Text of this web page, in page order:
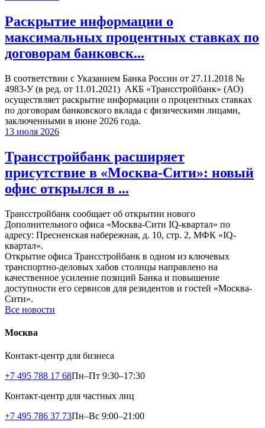
Раскрытие информации о
максимальных процентных ставках по
договорам банковск...
В соответствии с Указанием Банка России от 27.11.2018 №
4983-У (в ред. от 11.01.2021) АКБ «Трансстройбанк» (АО)
осуществляет раскрытие информации о процентных ставках
по договорам банковского вклада с физическими лицами,
заключенными в июне 2026 года.
13 июля 2026
Трансстройбанк расширяет
присутствие в «Москва-Сити»: новый
офис открылся в ...
Трансстройбанк сообщает об открытии нового
Дополнительного офиса «Москва-Сити IQ-квартал» по
адресу: Пресненская набережная, д. 10, стр. 2, МФК «IQ-
квартал».
Открытие офиса Трансстройбанк в одном из ключевых
транспортно-деловых хабов столицы направлено на
качественное усиление позиций Банка и повышение
доступности его сервисов для резидентов и гостей «Москва-
Сити».
Все новости
Москва
Контакт-центр для бизнеса
+7 495 788 17 68Пн–Пт 9:30–17:30
Контакт-центр для частных лиц
+7 495 786 37 73Пн–Вс 9:00–21:00